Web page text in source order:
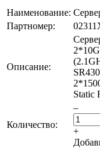
Наименование:
Партномер:
Описание:
Static
Количество:
–
+